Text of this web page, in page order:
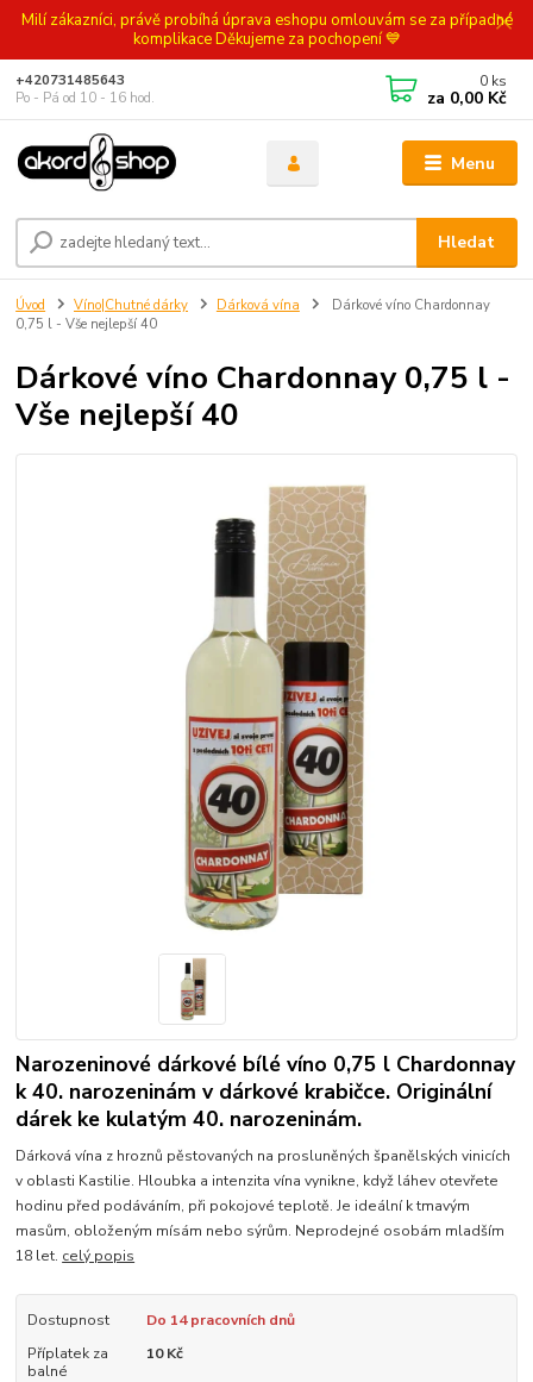
Milí zákazníci, právě probíhá úprava eshopu omlouvám se za případné
komplikace Děkujeme za pochopení 💙
Menu
Hledat
+420731485643
Po - Pá od 10 - 16 hod.
0 ks
za 0,00 Kč
Úvod Víno|Chutné dárky Dárková vína
Dárkové víno Chardonnay
0,75 l - Vše nejlepší 40
Dárkové víno Chardonnay 0,75 l -
Vše nejlepší 40
Narozeninové dárkové bílé víno 0,75 l Chardonnay
k 40. narozeninám v dárkové krabičce. Originální
dárek ke kulatým 40. narozeninám.
Dárková vína z hroznů pěstovaných na prosluněných španělských vinicích
v oblasti Kastilie. Hloubka a intenzita vína vynikne, když láhev otevřete
hodinu před podáváním, při pokojové teplotě. Je ideální k tmavým
masům, obloženým mísám nebo sýrům. Neprodejné osobám mladším
18 let. celý popis
Dostupnost
Do 14 pracovních dnů
Příplatek za
balné
10 Kč